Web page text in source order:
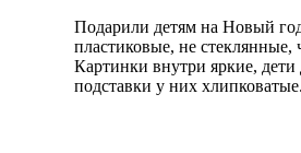
Подарили детям на Новый
пластиковые, не стеклянные,
Картинки внутри яркие,
подставки у них хлипковатые.